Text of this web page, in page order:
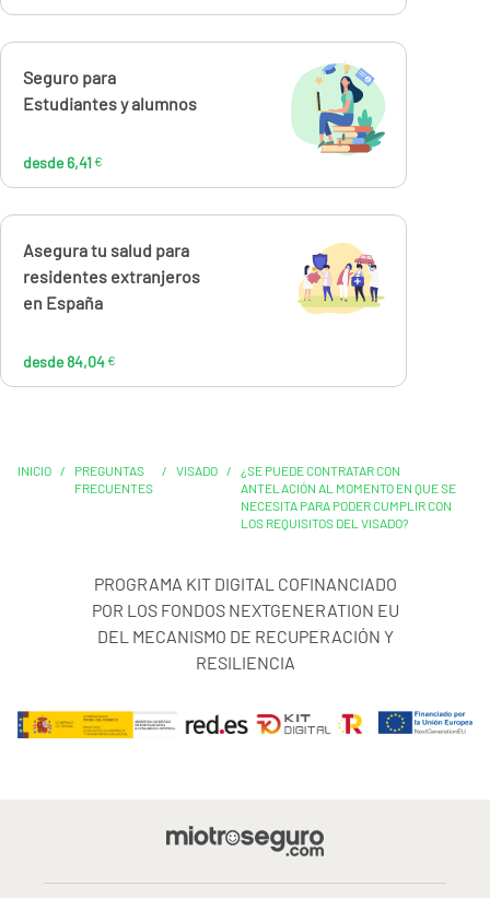
Calcúlalo ahora
Seguro para
Estudiantes y alumnos
desde 6,41 €
€
Calcúlalo ahora
Asegura tu salud para
residentes extranjeros
en España
desde 84,04 €
84,04€
INICIO /
PREGUNTAS
FRECUENTES
/ VISADO /
¿SE PUEDE CONTRATAR CON
ANTELACIÓN AL MOMENTO EN QUE SE
NECESITA PARA PODER CUMPLIR CON
LOS REQUISITOS DEL VISADO?
PROGRAMA KIT DIGITAL COFINANCIADO
POR LOS FONDOS NEXTGENERATION EU
DEL MECANISMO DE RECUPERACIÓN Y
RESILIENCIA